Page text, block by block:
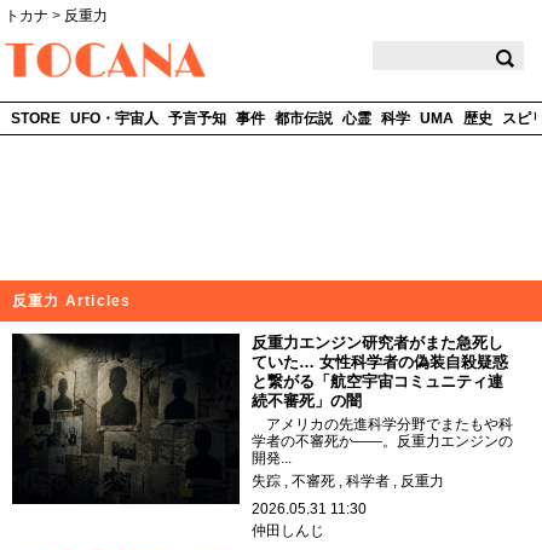
トカナ > 反重力
STORE UFO・宇宙人 予言予知 事件 都市伝説 心霊 科学 UMA 歴史 スピ
反重力 Articles
反重力エンジン研究者がまた急死し
ていた… 女性科学者の偽装自殺疑惑
と繋がる「航空宇宙コミュニティ連
続不審死」の闇
アメリカの先進科学分野でまたもや科
学者の不審死か――。反重力エンジンの
開発...
失踪
不審死 科学者
反重力
2026.05.31 11:30
仲田しんじ